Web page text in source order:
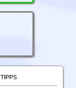
TIPPS